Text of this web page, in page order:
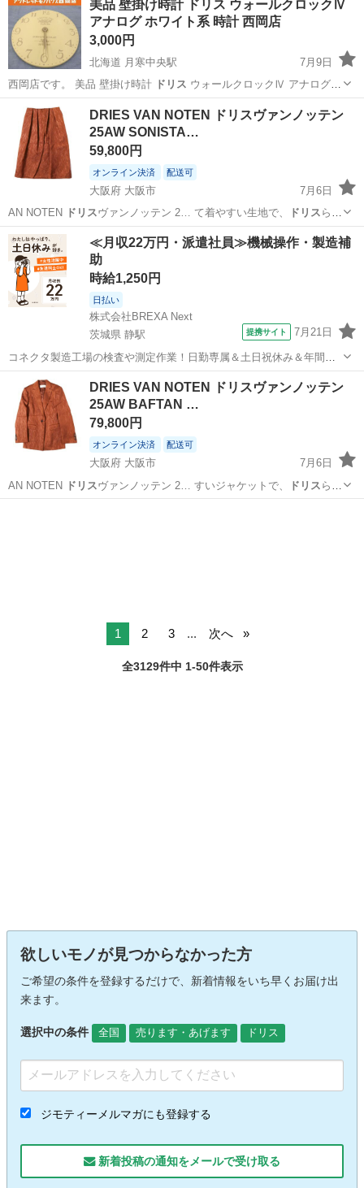
美品 壁掛け時計 ドリス ウォールクロックⅣ
アナログ ホワイト系 時計 西岡店
3,000円
北海道 月寒中央駅
7月9日
西岡店です。 美品 壁掛け時計 ドリス ウォールクロックⅣ アナログ
ホワイ…
北海道 札幌市 ドリス
DRIES VAN NOTEN ドリスヴァンノッテン
25AW SONISTA…
59,800円
オンライン決済 配送可
大阪府 大阪市
7月6日
AN NOTEN
ドリスヴァンノッテン 2… て着やすい生地で、 ドリス らし
いRUSTカラ…
大阪 大阪市 スカート 新古品
≪月収22万円・派遣社員≫機械操作・製造補
助
時給1,250円
日払い
株式会社BREXA Next
茨城県 静駅
提携サイト 7月21日
コネクタ製造工場の検査や測定作業！日勤専属＆土日祝休み＆年間休
日128日★クリーンルーム内作業★マイカー通勤OK＆無料駐車場あり
★就業先食堂利用可！日払い制度あり！《茨城県常陸大宮市》 人気の
工場のお仕事 ◇コネクタ製造工...
茨城
DRIES VAN NOTEN ドリスヴァンノッテン
25AW BAFTAN …
79,800円
オンライン決済 配送可
大阪府 大阪市
7月6日
AN NOTEN
ドリスヴァンノッテン 2… すいジャケットで、 ドリス らし
いRUSTカラ…
1 2 3 ... 次へ
全3129件中 1-50件表示
欲しいモノが見つからなかった方
ご希望の条件を登録するだけで、新着情報をいち早くお届け出
来ます。
選択中の条件 全国 売ります・あげます ドリス
ジモティーメルマガにも登録する
新着投稿の通知をメールで受け取る